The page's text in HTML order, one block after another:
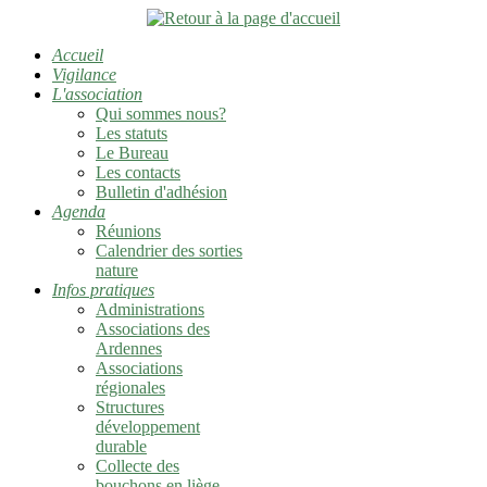
Accueil
Vigilance
L'association
Qui sommes nous?
Les statuts
Le Bureau
Les contacts
Bulletin d'adhésion
Agenda
Réunions
Calendrier des sorties
nature
Infos pratiques
Administrations
Associations des
Ardennes
Associations
régionales
Structures
développement
durable
Collecte des